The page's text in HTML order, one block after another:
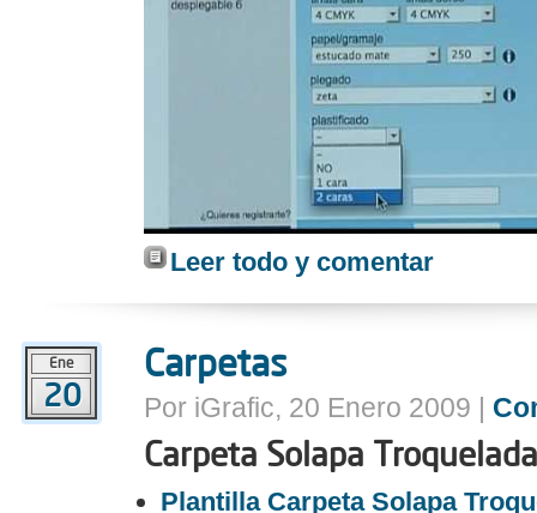
Leer todo y comentar
Ene
20
Carpetas
Por iGrafic, 20 Enero 2009 |
Carpeta Solapa Troquelada
Plantilla Carpeta Solapa